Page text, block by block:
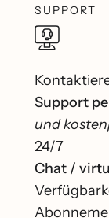
SUPPORT
Support
und
24/7
Chat /